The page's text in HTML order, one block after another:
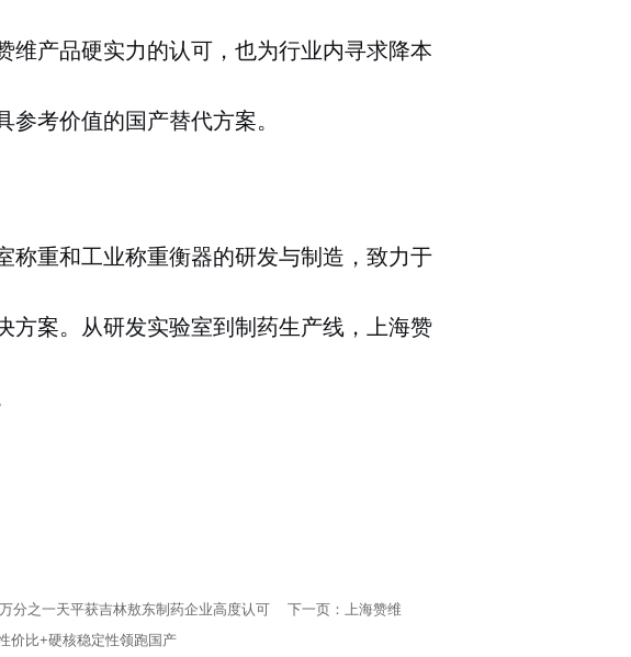
维产品硬实力的认可，也为行业内寻求降本
考价值的国产替代方案。
称重和工业称重衡器的研发与制造，致力于
方案。从研发实验室到制药生产线，上海赞
分之一天平获吉林敖东制药企业高度认可 下一页： 上海赞维
价比+硬核稳定性领跑国产